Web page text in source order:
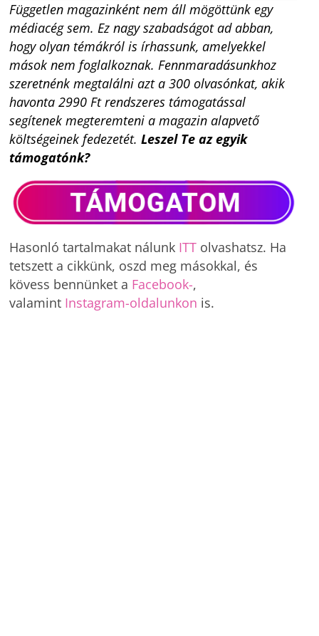
Független magazinként nem áll mögöttünk egy
médiacég sem. Ez nagy szabadságot ad abban,
hogy olyan témákról is írhassunk, amelyekkel
mások nem foglalkoznak. Fennmaradásunkhoz
szeretnénk megtalálni azt a 300 olvasónkat, akik
havonta 2990 Ft rendszeres támogatással
segítenek megteremteni a magazin alapvető
költségeinek fedezetét.Leszel Te az egyik
támogatónk?
Hasonló tartalmakat nálunk ITT olvashatsz. Ha
tetszett a cikkünk, oszd meg másokkal, és
kövess bennünket a Facebook-,
valamint Instagram-oldalunkon is.